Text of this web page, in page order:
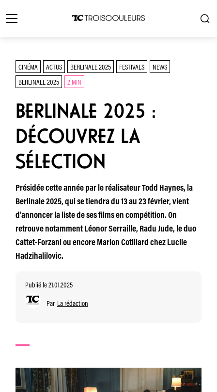
CINÉMA ACTUS BERLINALE 2025 FESTIVALS
NEWS
BERLINALE 2025
2 MIN
BERLINALE 2025 :
DÉCOUVREZ LA
SÉLECTION
Présidée cette année par le réalisateur Todd Haynes, la
Berlinale 2025, qui se tiendra du 13 au 23 février, vient
d’annoncer la liste de ses films en compétition. On
retrouve notamment Léonor Serraille, Radu Jude, le duo
Cattet-Forzani ou encore Marion Cotillard chez Lucile
Hadzihalilovic.
Publié le 21.01.2025
Par La rédaction